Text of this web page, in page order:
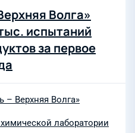
Волга»
испытаний
за первое
– Верхняя Волга»
лаборатории